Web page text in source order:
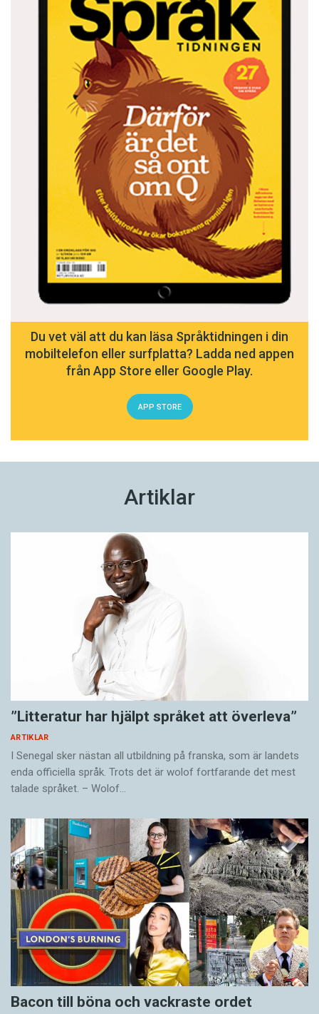
Du vet väl att du kan läsa Språktidningen i din
mobiltelefon eller surfplatta? Ladda ned appen
från App Store eller Google Play.
APP STORE
Artiklar
”Litteratur har hjälpt språket att överleva”
ARTIKLAR
I Senegal sker nästan all utbildning på franska, som är landets
enda officiella språk. Trots det är wolof fortfarande det mest
talade språket. – Wolof…
Bacon till böna och vackraste ordet